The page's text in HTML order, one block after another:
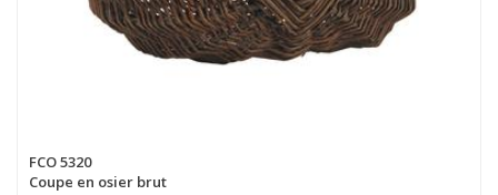
FCO 5320
Coupe en osier brut